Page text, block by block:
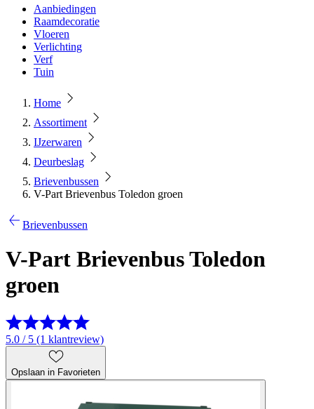
Aanbiedingen
Raamdecoratie
Vloeren
Verlichting
Verf
Tuin
Home
Assortiment
IJzerwaren
Deurbeslag
Brievenbussen
V-Part Brievenbus Toledon groen
Brievenbussen
V-Part Brievenbus Toledon
groen
5.0 / 5 (1 klantreview)
Opslaan in Favorieten